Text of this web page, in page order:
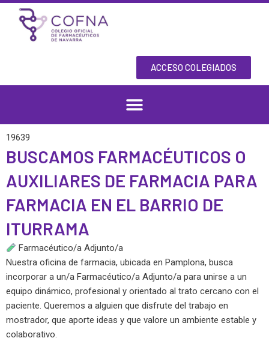
Skip
content
ACCESO COLEGIADOS
19639
BUSCAMOS FARMACÉUTICOS O
AUXILIARES DE FARMACIA PARA
FARMACIA EN EL BARRIO DE
ITURRAMA
Farmacéutico/a Adjunto/a
Nuestra oficina de farmacia, ubicada en Pamplona, busca
incorporar a un/a Farmacéutico/a Adjunto/a para unirse a un
equipo dinámico, profesional y orientado al trato cercano con el
paciente. Queremos a alguien que disfrute del trabajo en
mostrador, que aporte ideas y que valore un ambiente estable y
colaborativo.